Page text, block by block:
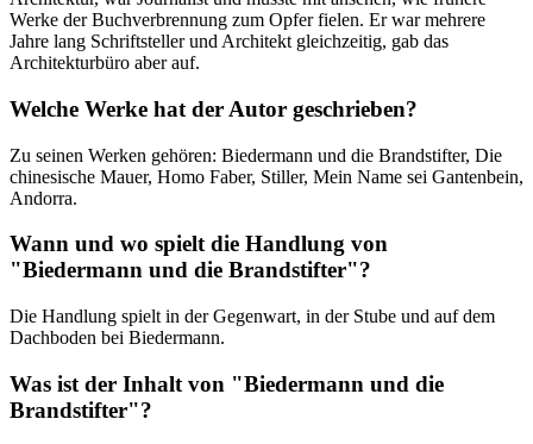
Werke der Buchverbrennung zum Opfer fielen. Er war mehrere
Jahre lang Schriftsteller und Architekt gleichzeitig, gab das
Architekturbüro aber auf.
Welche Werke hat der Autor geschrieben?
Zu seinen Werken gehören: Biedermann und die Brandstifter, Die
chinesische Mauer, Homo Faber, Stiller, Mein Name sei Gantenbein,
Andorra.
Wann und wo spielt die Handlung von
"Biedermann und die Brandstifter"?
Die Handlung spielt in der Gegenwart, in der Stube und auf dem
Dachboden bei Biedermann.
Was ist der Inhalt von "Biedermann und die
Brandstifter"?